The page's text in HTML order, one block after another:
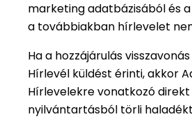
marketing adatbázisából és
a továbbiakban hírlevelet
Ha a hozzájárulás
Hírlevél küldést érinti, akkor
Hírlevelekre vonatkozó
nyilvántartásból törli